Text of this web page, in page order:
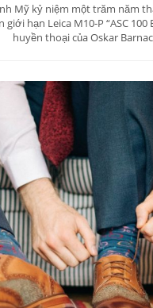
Mỹ kỷ niệm một trăm năm
hạn Leica M10-P “ASC 100
huyền thoại của Oskar